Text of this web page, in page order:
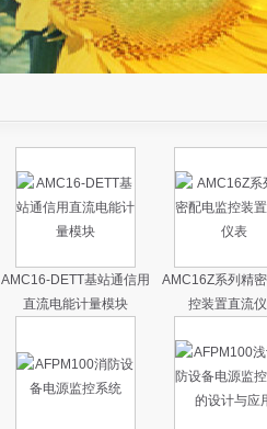
AMC16-DETT基站通信用
直流电能计量模块
AMC16Z系列精
控装置直流